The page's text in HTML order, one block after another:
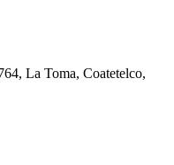
La Toma, Coatetelco,